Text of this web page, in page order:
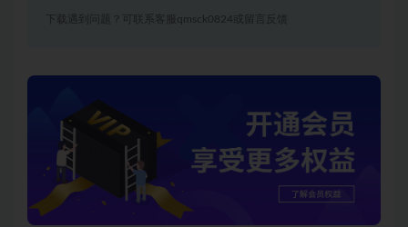
下载遇到问题？可联系客服qmsck0824或留言反馈